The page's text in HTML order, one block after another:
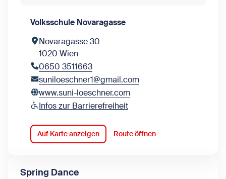
Volksschule Novaragasse
Novaragasse 30
1020 Wien
0650 3511663
suniloeschner1@gmail.com
www.suni-loeschner.com
Infos zur Barrierefreiheit
Auf Karte anzeigen Route öffnen
Spring Dance